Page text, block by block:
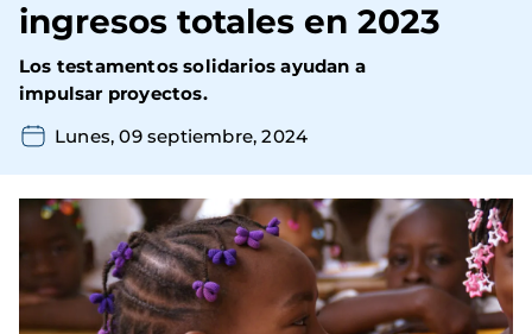
ingresos totales en 2023
Los testamentos solidarios ayudan a
impulsar proyectos.
Lunes, 09 septiembre, 2024